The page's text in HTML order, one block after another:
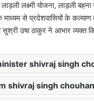
लक्ष्मी योजना, लाड़ली
से प्रदेशवासियों के कल्याण
सुश्री उषा ठाकुर ने आभार व्यक्त
shivraj singh
shivraj singh chouhan